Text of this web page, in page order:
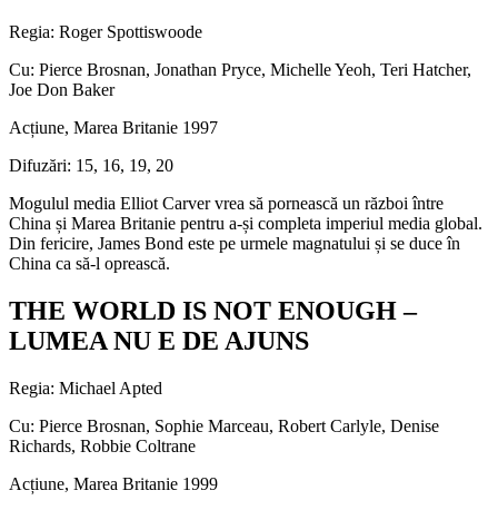
Regia: Roger Spottiswoode
Cu: Pierce Brosnan, Jonathan Pryce, Michelle Yeoh, Teri Hatcher,
Joe Don Baker
Acțiune, Marea Britanie 1997
Difuzări: 15, 16, 19, 20
Mogulul media Elliot Carver vrea să pornească un război între
China și Marea Britanie pentru a-și completa imperiul media global.
Din fericire, James Bond este pe urmele magnatului și se duce în
China ca să-l oprească.
THE WORLD IS NOT ENOUGH –
LUMEA NU E DE AJUNS
Regia: Michael Apted
Cu: Pierce Brosnan, Sophie Marceau, Robert Carlyle, Denise
Richards, Robbie Coltrane
Acțiune, Marea Britanie 1999